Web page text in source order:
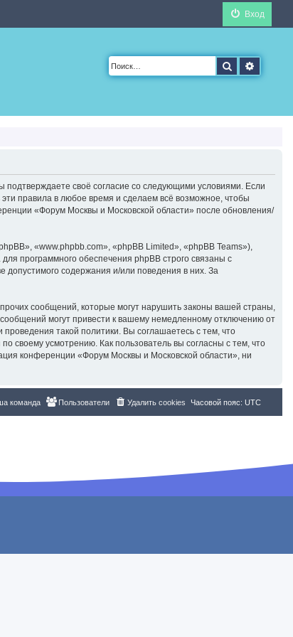
Вход
Поиск
своё согласие со следующими условиями. Если
правила в любое время и сделаем всё возможное, чтобы
«Форум Москвы и Московской области» после обновления/
«www.phpbb.com», «phpBB Limited», «phpBB Teams»),
программного обеспечения phpBB строго связаны с
допустимого содержания и/или поведения в них. За
сообщений, которые могут нарушить законы вашей страны,
могут привести к вашему немедленному отключению от
такой политики. Вы соглашаетесь с тем, что
своему усмотрению. Как пользователь вы согласны с тем, что
конференции «Форум Москвы и Московской области», ни
Часовой пояс: UTC
Удалить cookies
Пользователи
команда